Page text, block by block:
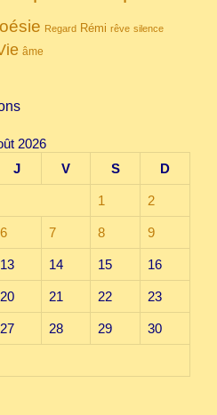
Regard Rémi rêve silence
âme
2026
J V S D
1 2
6 7 8 9
13 14 15 16
20 21 22 23
27 28 29 30